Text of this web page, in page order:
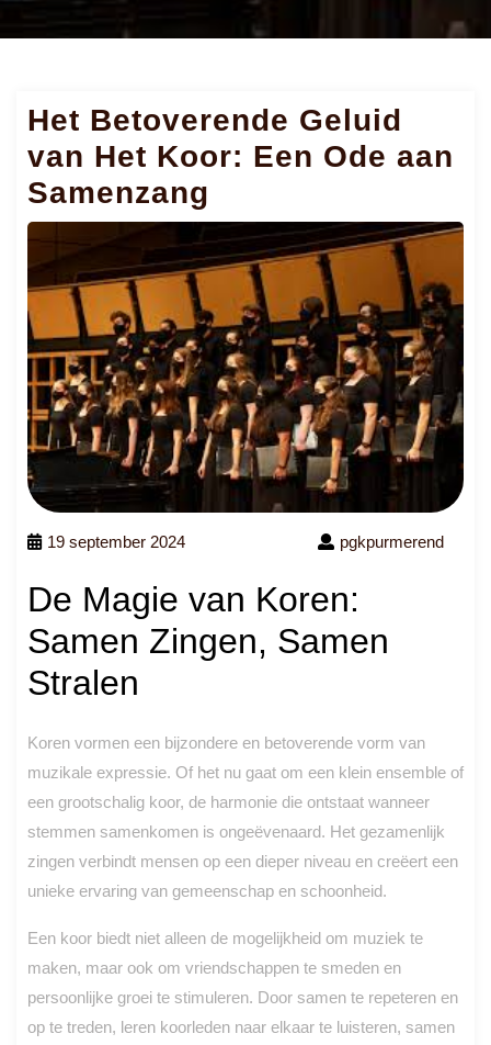
Het Betoverende Geluid
van Het Koor: Een Ode aan
Samenzang
19 september 2024 pgkpurmerend
De Magie van Koren:
Samen Zingen, Samen
Stralen
Koren vormen een bijzondere en betoverende vorm van
muzikale expressie. Of het nu gaat om een klein ensemble of
een grootschalig koor, de harmonie die ontstaat wanneer
stemmen samenkomen is ongeëvenaard. Het gezamenlijk
zingen verbindt mensen op een dieper niveau en creëert een
unieke ervaring van gemeenschap en schoonheid.
Een koor biedt niet alleen de mogelijkheid om muziek te
maken, maar ook om vriendschappen te smeden en
persoonlijke groei te stimuleren. Door samen te repeteren en
op te treden, leren koorleden naar elkaar te luisteren, samen